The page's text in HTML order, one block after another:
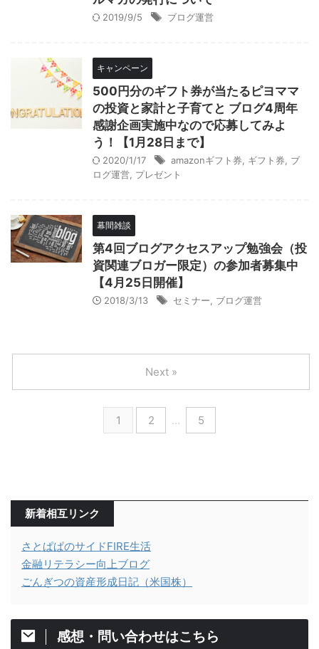
2019/9/5 ブログ運営
キャンペーン
500円分のギフト券が当たるピヨママ
の投資と家計と子育てと ブログ4周年
感謝企画実施中なので応募してみよ
う！【1月28日まで】
2020/1/17 amazonギフト券 ギフト券
ブ
ログ運営 プレゼント
幕間雑談
第4回ブログアクセスアップ勉強会（投
資関連ブロガー限定）の参加者募集中
【4月25日開催】
2018/3/13 セミナー ブログ運営
1 2 … 5
Next »
新着相互リンク
さとぱぱのサイドFIRE生活
金融リテラシー向上ブログ
ごんぎつの資産形成日記（米国株）
感想・問い合わせはこちら